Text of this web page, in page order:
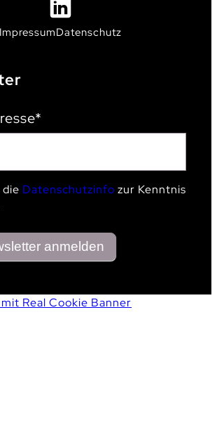
ImpressumDatenschutz
die Datenschutzinfo zur Kenntnis
Real Cookie Banner